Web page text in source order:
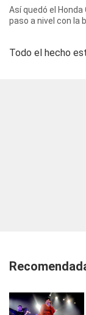
Así quedó el
paso a nivel con la
Todo el hecho